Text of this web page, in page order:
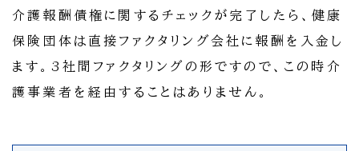
介護報酬債権に関するチェックが完了したら、健康
保険団体は直接ファクタリング会社に報酬を入金し
ます。3社間ファクタリングの形ですので、この時介
護事業者を経由することはありません。